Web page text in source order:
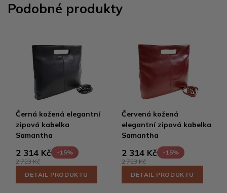
Podobné produkty
Černá kožená elegantní
zipová kabelka
Samantha
2 314 Kč
-15%
2 723 Kč
DETAIL PRODUKTU
Červená kožená
elegantní zipová kabelka
Samantha
2 314 Kč
-15%
2 723 Kč
DETAIL PRODUKTU